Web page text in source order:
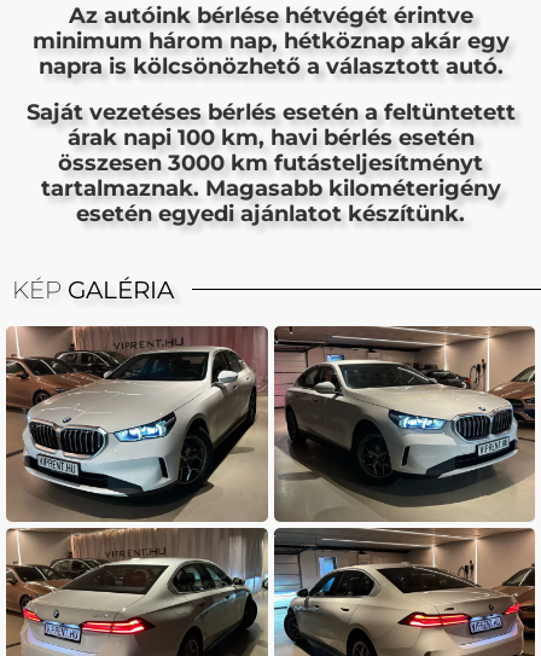
Az autóink bérlése hétvégét érintve
minimum három nap, hétköznap akár egy
napra is kölcsönözhető a választott autó.
Saját vezetéses bérlés esetén a feltüntetett
árak napi 100 km, havi bérlés esetén
összesen 3000 km futásteljesítményt
tartalmaznak. Magasabb kilométerigény
esetén egyedi ajánlatot készítünk.
KÉP GALÉRIA